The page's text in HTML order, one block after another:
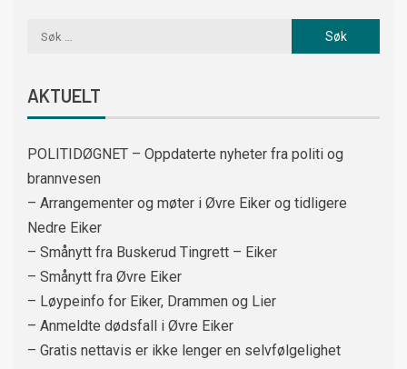
AKTUELT
POLITIDØGNET – Oppdaterte nyheter fra politi og
brannvesen
– Arrangementer og møter i Øvre Eiker og tidligere
Nedre Eiker
– Smånytt fra Buskerud Tingrett – Eiker
– Smånytt fra Øvre Eiker
– Løypeinfo for Eiker, Drammen og Lier
– Anmeldte dødsfall i Øvre Eiker
– Gratis nettavis er ikke lenger en selvfølgelighet